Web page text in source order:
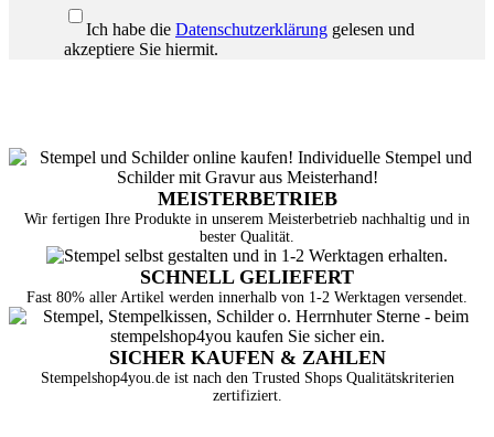
Ich habe die Datenschutzerklärung gelesen und
akzeptiere Sie hiermit.
MEISTERBETRIEB
Wir fertigen Ihre Produkte in unserem Meisterbetrieb nachhaltig und in
bester Qualität.
SCHNELL GELIEFERT
Fast 80% aller Artikel werden innerhalb von 1-2 Werktagen versendet.
SICHER KAUFEN & ZAHLEN
Stempelshop4you.de ist nach den Trusted Shops Qualitätskriterien
zertifiziert.